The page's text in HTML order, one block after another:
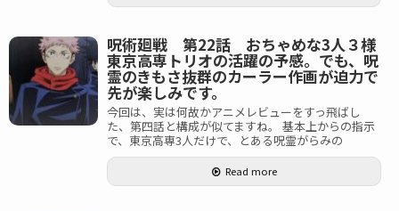
呪術廻戦 第22話 おちゃめな3人３様
東京高専トリオの活躍の予感。でも、呪
霊のきもさ抜群のカーラー作画が迫力で
先が楽しみです。
今回は、実は何故かアニメレビューをすっ飛ばし
た、第四話と構成が似てますね。 基本上からの指示
で、東京高専3人だけで、とある呪霊がらみの
Read more